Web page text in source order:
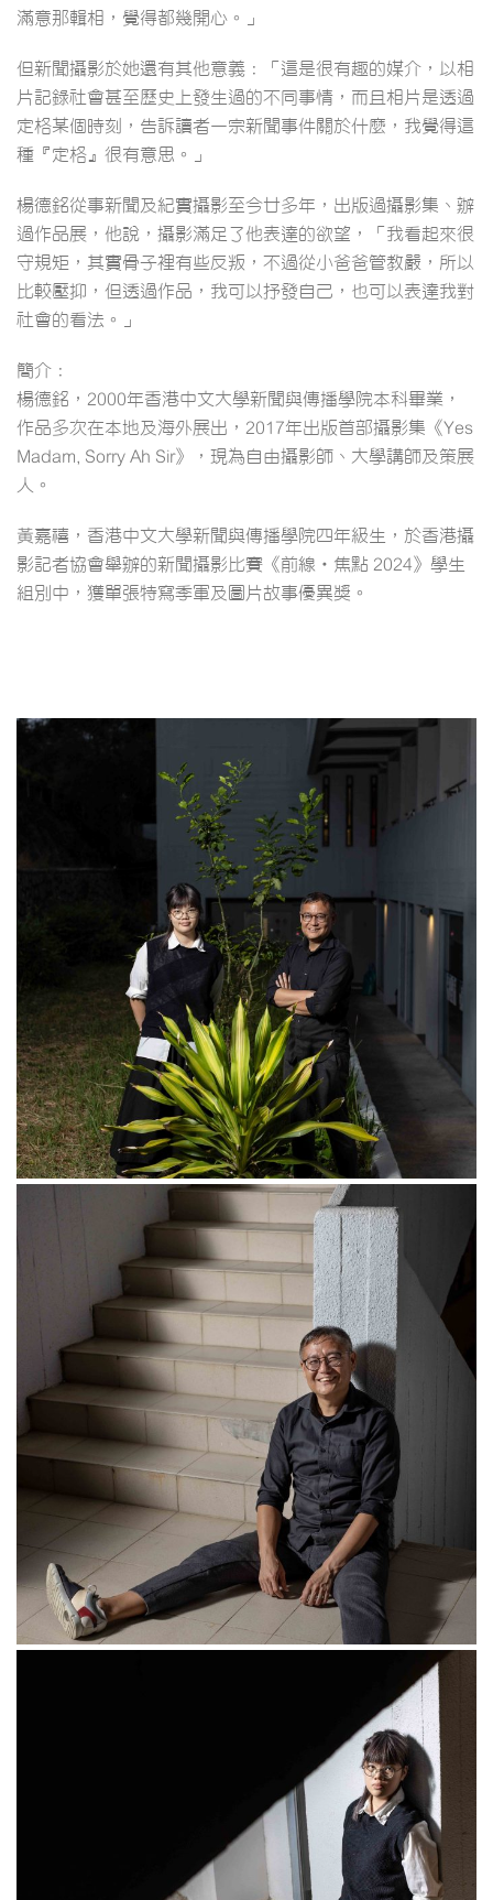
滿意那輯相，覺得都幾開心。」
但新聞攝影於她還有其他意義：「這是很有趣的媒介，以相
片記錄社會甚至歷史上發生過的不同事情，而且相片是透過
定格某個時刻，告訴讀者一宗新聞事件關於什麼，我覺得這
種『定格』很有意思。」
楊德銘從事新聞及紀實攝影至今廿多年，出版過攝影集、辦
過作品展，他說，攝影滿足了他表達的欲望，「我看起來很
守規矩，其實骨子裡有些反叛，不過從小爸爸管教嚴，所以
比較壓抑，但透過作品，我可以抒發自己，也可以表達我對
社會的看法。」
簡介：
楊德銘，2000年香港中文大學新聞與傳播學院本科畢業，
作品多次在本地及海外展出，2017年出版首部攝影集《Yes
Madam, Sorry Ah Sir》，現為自由攝影師、大學講師及策展
人。
黃嘉禧，香港中文大學新聞與傳播學院四年級生，於香港攝
影記者協會舉辦的新聞攝影比賽《前線‧焦點 2024》學生
組別中，獲單張特寫季軍及圖片故事優異獎。